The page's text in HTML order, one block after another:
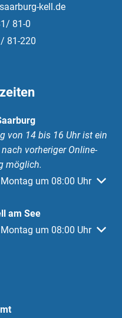
kell.de
81-0
81-220
von 14 bis 16 Uhr ist ein
vorheriger Online-
möglich.
Schließzeiten
um 08:00 Uhr
am See
Schließzeiten
um 08:00 Uhr